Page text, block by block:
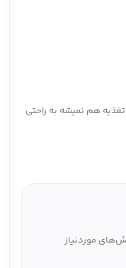
تغذیه هم نمیشه به راحتی
موردنیاز